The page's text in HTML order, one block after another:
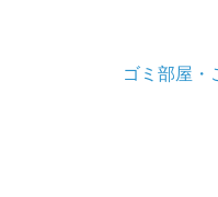
ゴミ部屋・